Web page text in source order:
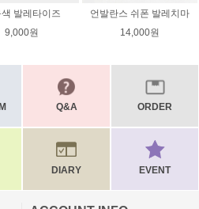
발레타이즈
9,000원
언발란스 쉬폰 발레치마
14,000원
Q&A ORDER
DIARY EVENT